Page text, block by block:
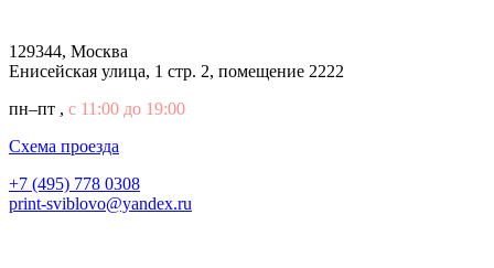
129344, Москва
Енисейская улица, 1 стр. 2, помещение 2222
пн–пт , с 11:00 до 19:00
Cхема проезда
+7 (495) 778 0308
print-sviblovo@yandex.ru